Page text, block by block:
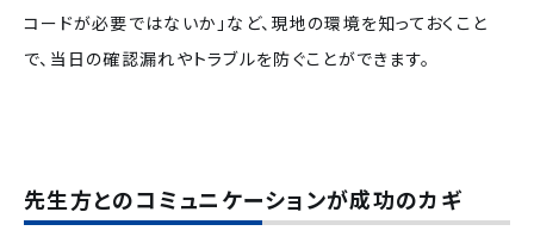
コードが必要ではないか」など、現地の環境を知っておくこと
で、当日の確認漏れやトラブルを防ぐことができます。
先生方とのコミュニケーションが成功のカギ